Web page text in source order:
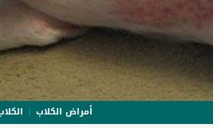
أمراض الكلاب